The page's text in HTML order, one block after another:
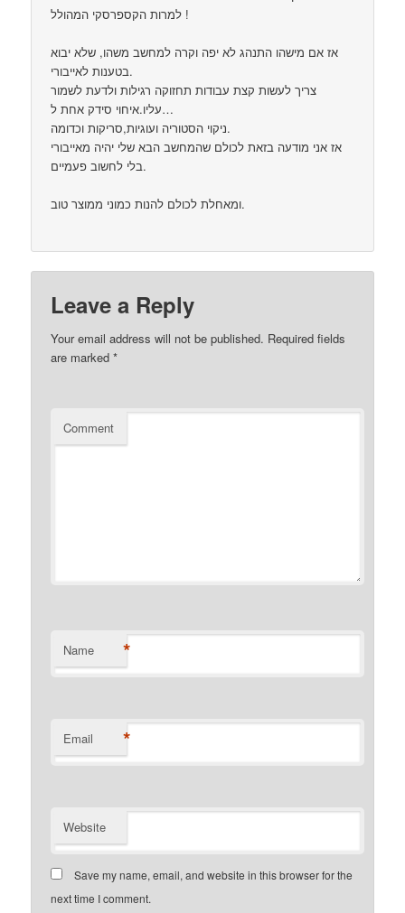
למרות הקספרסקי המהולל !
אז אם מישהו התנהג לא יפה וקרה למחשב משהו, שלא יבוא
בטענות לאייבורי.
צריך לעשות קצת עבודות תחזוקה רגילות ולדעת לשמור
עליו.איחוי סידק אחת ל…
ניקוי הסטוריה ועוגיות,סריקות וכדומה.
אז אני מודעה בזאת לכולם שהמחשב הבא שלי יהיה מאייבורי
בלי לחשוב פעמיים.
ומאחלת לכולם להנות כמוני ממוצר טוב.
Leave a Reply
Your email address will not be published. Required fields
are marked*
Comment
Name *
Email *
Website
Save my name, email, and website in this browser for the
next time I comment.